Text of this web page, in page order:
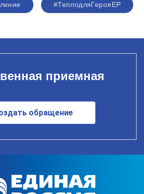
#ТеплодляГерояЕР
приемная
обращение